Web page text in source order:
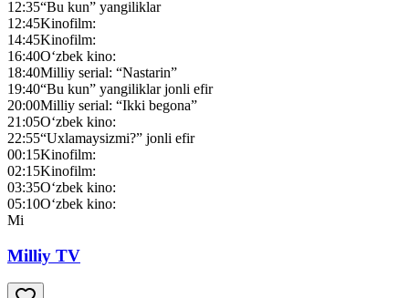
12:35“Bu kun” yangiliklar
12:45Kinofilm:
14:45Kinofilm:
16:40O‘zbek kino:
18:40Milliy serial: “Nastarin”
19:40“Bu kun” yangiliklar jonli efir
20:00Milliy serial: “Ikki begona”
21:05O‘zbek kino:
22:55“Uxlamaysizmi?” jonli efir
00:15Kinofilm:
02:15Kinofilm:
03:35O‘zbek kino:
05:10O‘zbek kino:
Mi
Milliy TV